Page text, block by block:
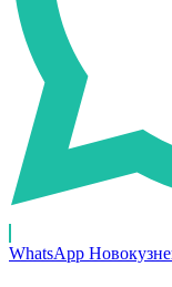
WhatsApp